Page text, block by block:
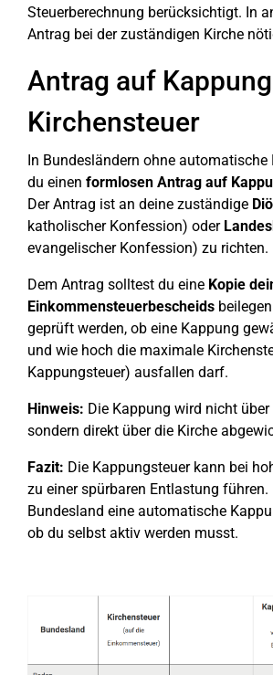
Steuerberechnung berücksichtigt. In
Antrag bei der zuständigen Kirche
Antrag auf
Kirchensteuer
In Bundesländern ohne
du einen formlosen Antrag auf
Der Antrag ist an deine zuständige
katholischer Konfession) oder
evangelischer Konfession) zu richten.
Dem Antrag solltest du eine Kopie
Einkommensteuerbescheids
geprüft werden, ob eine Kappung
und wie hoch die maximale
Kappungsteuer) ausfallen darf.
Hinweis: Die Kappung wird nicht
sondern direkt über die Kirche
Fazit: Die Kappungsteuer kann bei
zu einer spürbaren Entlastung führen.
Bundesland eine automatische
ob du selbst aktiv werden musst.